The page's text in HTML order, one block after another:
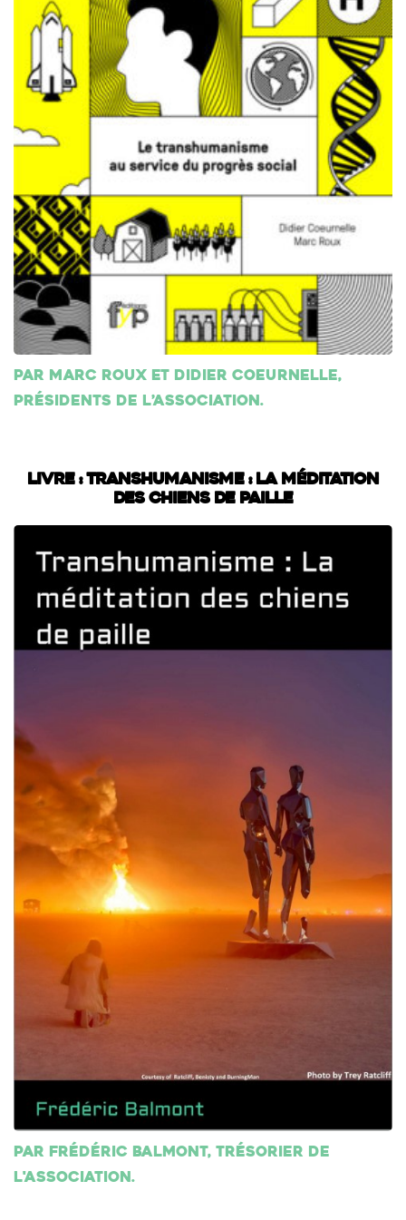
Par Marc Roux et Didier Coeurnelle,
présidents de l’association.
Livre : Transhumanisme : La méditation
des chiens de paille
Par Frédéric Balmont, trésorier de
l'association.